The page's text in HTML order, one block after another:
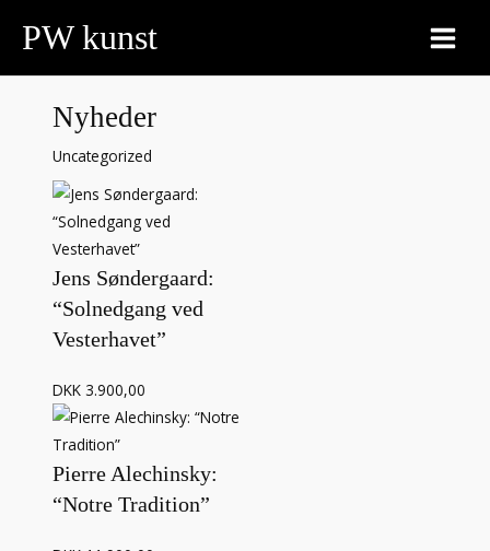
PW kunst
MAIN
Nyheder
Uncategorized
Jens Søndergaard:
“Solnedgang ved
Vesterhavet”
DKK 3.900,00
Pierre Alechinsky:
“Notre Tradition”